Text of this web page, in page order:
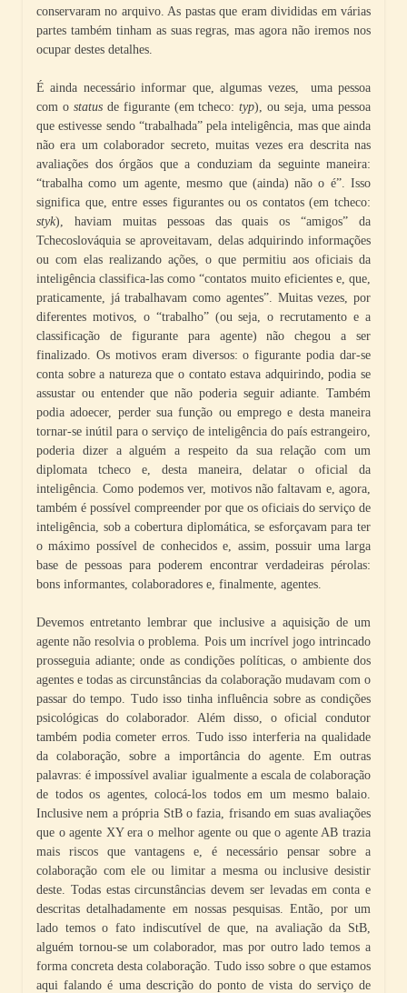
conservaram no arquivo. As pastas que eram divididas em várias
partes também tinham as suas regras, mas agora não iremos nos
ocupar destes detalhes.
É ainda necessário informar que, algumas vezes, uma pessoa
com o statusde figurante (em tcheco:typ), ou seja, uma pessoa
que estivesse sendo “trabalhada” pela inteligência, mas que ainda
não era um colaborador secreto, muitas vezes era descrita nas
avaliações dos órgãos que a conduziam da seguinte maneira:
“trabalha como um agente, mesmo que (ainda) não o é”. Isso
significa que, entre esses figurantes ou os contatos (em tcheco:
styk), haviam muitas pessoas das quais os “amigos” da
Tchecoslováquia se aproveitavam, delas adquirindo informações
ou com elas realizando ações, o que permitiu aos oficiais da
inteligência classifica-las como “contatos muito eficientes e, que,
praticamente, já trabalhavam como agentes”. Muitas vezes, por
diferentes motivos, o “trabalho” (ou seja, o recrutamento e a
classificação de figurante para agente) não chegou a ser
finalizado. Os motivos eram diversos: o figurante podia dar-se
conta sobre a natureza que o contato estava adquirindo, podia se
assustar ou entender que não poderia seguir adiante. Também
podia adoecer, perder sua função ou emprego e desta maneira
tornar-se inútil para o serviço de inteligência do país estrangeiro,
poderia dizer a alguém a respeito da sua relação com um
diplomata tcheco e, desta maneira, delatar o oficial da
inteligência. Como podemos ver, motivos não faltavam e, agora,
também é possível compreender por que os oficiais do serviço de
inteligência, sob a cobertura diplomática, se esforçavam para ter
o máximo possível de conhecidos e, assim, possuir uma larga
base de pessoas para poderem encontrar verdadeiras pérolas:
bons informantes, colaboradores e, finalmente, agentes.
Devemos entretanto lembrar que inclusive a aquisição de um
agente não resolvia o problema. Pois um incrível jogo intrincado
prosseguia adiante; onde as condições políticas, o ambiente dos
agentes e todas as circunstâncias da colaboração mudavam com o
passar do tempo. Tudo isso tinha influência sobre as condições
psicológicas do colaborador. Além disso, o oficial condutor
também podia cometer erros. Tudo isso interferia na qualidade
da colaboração, sobre a importância do agente. Em outras
palavras: é impossível avaliar igualmente a escala de colaboração
de todos os agentes, colocá-los todos em um mesmo balaio.
Inclusive nem a própria StB o fazia, frisando em suas avaliações
que o agente XY era o melhor agente ou que o agente AB trazia
mais riscos que vantagens e, é necessário pensar sobre a
colaboração com ele ou limitar a mesma ou inclusive desistir
deste. Todas estas circunstâncias devem ser levadas em conta e
descritas detalhadamente em nossas pesquisas. Então, por um
lado temos o fato indiscutível de que, na avaliação da StB,
alguém tornou-se um colaborador, mas por outro lado temos a
forma concreta desta colaboração. Tudo isso sobre o que estamos
aqui falando é uma descrição do ponto de vista do serviço de